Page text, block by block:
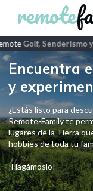
Golf, Senderismo y
Encuentra
y
¿Estás listo para
Remote-Family te
lugares de la Tierra
hobbies de toda tu
¡Hagámoslo!